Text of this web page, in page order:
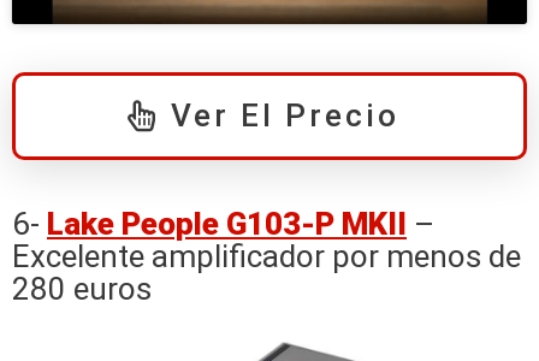
Ver El Precio
6- Lake People G103-P MKII –
Excelente amplificador por menos de
280 euros